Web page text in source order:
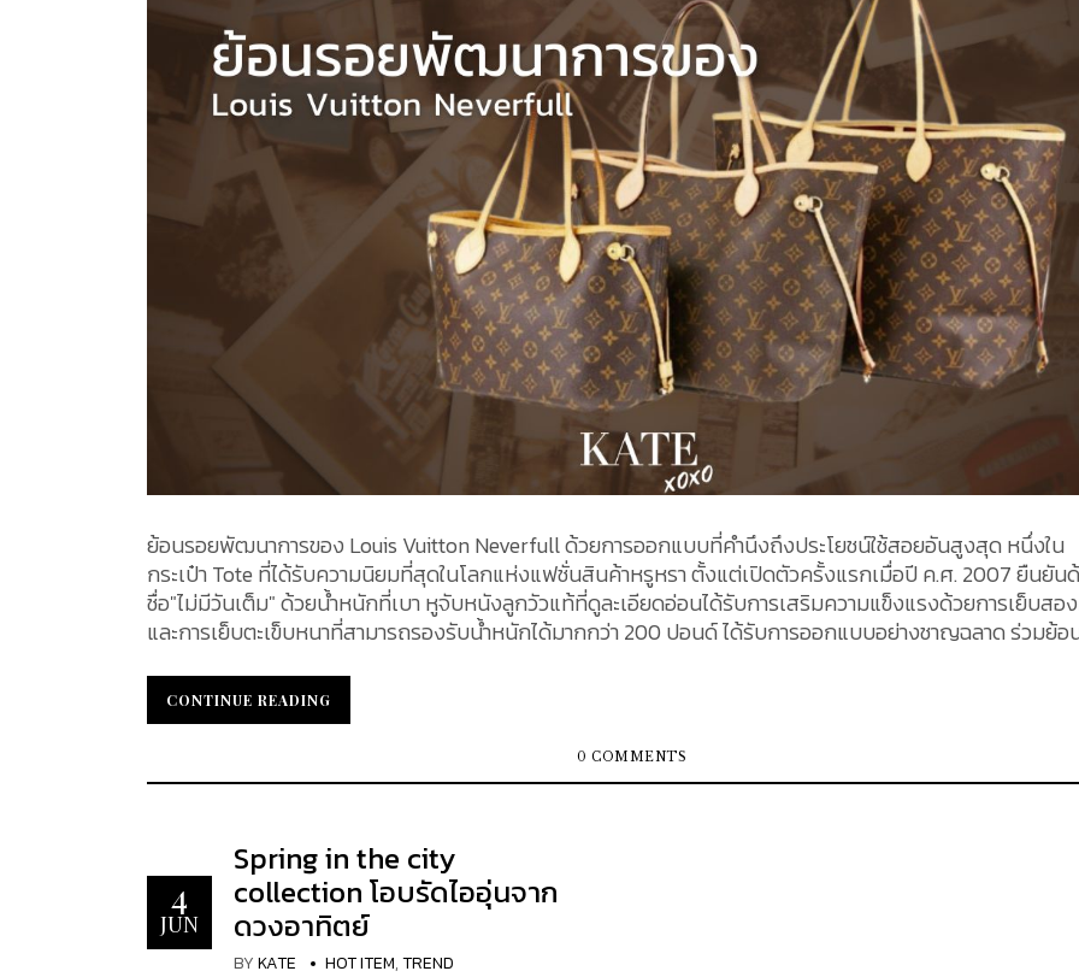
ย้อนรอยพัฒนาการของ Louis Vuitton Neverfull ด้วยการออกแบบที่คำนึงถึงประโยชน์ใช้สอยอันสูงสุด หนึ่งใน
กระเป๋า Tote ที่ได้รับความนิยมที่สุดในโลกแห่งแฟชั่นสินค้าหรูหรา ตั้งแต่เปิดตัวครั้งแรกเมื่อปี ค.ศ. 2007 ยืนยัน
ชื่อ"ไม่มีวันเต็ม" ด้วยน้ำหนักที่เบา หูจับหนังลูกวัวแท้ที่ดูละเอียดอ่อนได้รับการเสริมความแข็งแรงด้วยการเย็บสอ
และการเย็บตะเข็บหนาที่สามารถรองรับน้ำหนักได้มากกว่า 200 ปอนด์ ได้รับการออกแบบอย่างชาญฉลาด ร่วมย้อ
ตัวครั้งแรกในปี ค.ศ. 2007 ได้รับการสร้างสรรค์ขึ้นเพื่อแข่งขันกับกระเป๋า Tote รุ่น St. Louis อันโด่งดังของ
แม้จะมีรูปลักษณ์ที่คล้ายคลึงกันของกระเป๋าทั้ง 2 รุ่น แต่ทว่า Neverfull อันเป็นเอกลักษณ์ของ Louis Vuitton ก็มี
เอกลักษณ์และลักษณะเฉพาะตัวของแบรนด์ ที่หลาย ๆ คน ให้ความไว้วางใจ ภายใต้คอนเซ็ปต์ “ไม่มีวันเต็ม” ตามชื่อของ
กระเป๋า ดีไซน์การออกแบบที่เรียบง่าย แต่พ่วงด้วยประโยชน์ใช้สอยที่เต็มเปี่ยม จึงกลายเป็นหนึ่งในกระเป๋าที่เป็นที่
เชี่ยวชาญ ด้านนอกของกระเป๋า ตัดเย็บจากวัสดุผ้าใบ Canvas คุณภาพสูง ด้านในบุด้วยผ้าชั้นดี ซึ่งเราสามารถแบ่ง
Neverfull ออกได้เป็น 2 รุ่นคือ รุ่นที่ผลิตในช่วงปี ค.ศ. 2007-2014 และรุ่นที่ผลิตในปี ค.ศ. 2014-ปัจจุบัน ซึ่งในรุ่นปี
2014 จะมาพร้อมกับกระเป๋าใบเล็ก (Pouch)...
CONTINUE READING
CONTINUE READING
0 COMMENTS
4
JUN
Spring in the city
collection โอบรัดไออุ่นจาก
ดวงอาทิตย์
BYKATE HOT ITEM,TREND